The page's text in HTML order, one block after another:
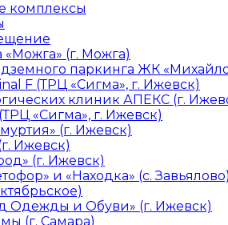
комплексы
(г. Можга)
паркинга ЖК
F (ТРЦ «Сигма», г. Ижевск)
клиник АПЕКС (г.
«Сигма», г. Ижевск)
(г. Ижевск)
Ижевск)
(г. Ижевск)
и «Находка» (с. Завьялово)
Одежды и Обуви» (г. Ижевск)
(г. Самара)